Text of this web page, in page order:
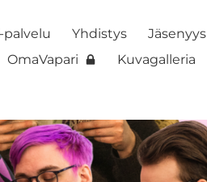
palvelu Yhdistys
Jäsenyys
OmaVapari Kuvagalleria